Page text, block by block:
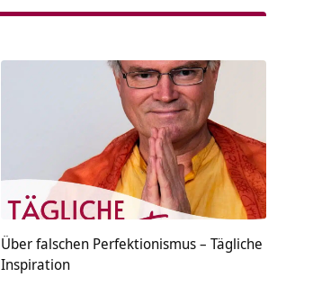
Über falschen Perfektionismus – Tägliche
Inspiration